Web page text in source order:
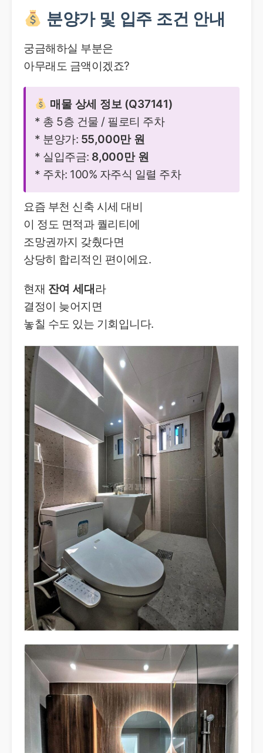
분양가 및 입주 조건 안내
궁금해하실 부분은
아무래도 금액이겠죠?
매물 상세 정보 (Q37141)
* 총 5층 건물 / 필로티 주차
* 분양가: 55,000만 원
* 실입주금: 8,000만 원
* 주차: 100% 자주식 일렬 주차
요즘 부천 신축 시세 대비
이 정도 면적과 퀄리티에
조망권까지 갖췄다면
상당히 합리적인 편이에요.
현재 잔여 세대 라
결정이 늦어지면
놓칠 수도 있는 기회입니다.